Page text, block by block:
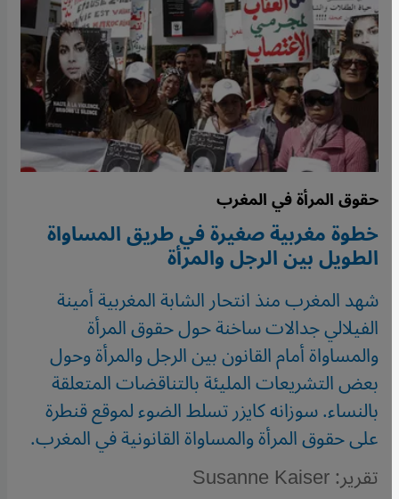
حقوق المرأة في المغرب
خطوة مغربية صغيرة في طريق المساواة
الطويل بين الرجل والمرأة
شهد المغرب منذ انتحار الشابة المغربية أمينة
الفيلالي جدالات ساخنة حول حقوق المرأة
والمساواة أمام القانون بين الرجل والمرأة وحول
بعض التشريعات المليئة بالتناقضات المتعلقة
بالنساء. سوزانه كايزر تسلط الضوء لموقع قنطرة
على حقوق المرأة والمساواة القانونية في المغرب.
تقرير: Susanne Kaiser